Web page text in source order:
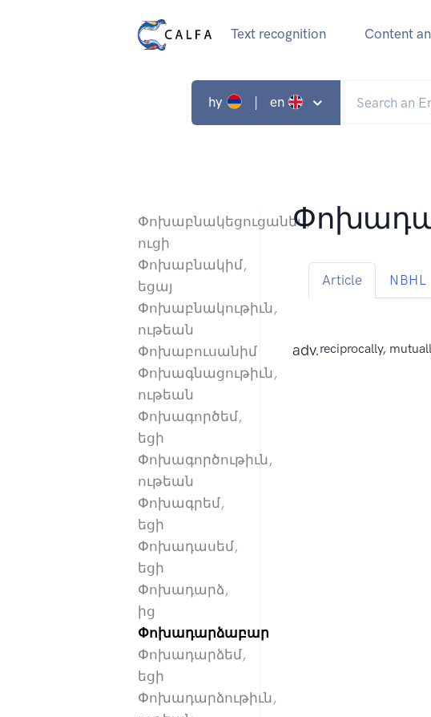
Text recognition Content
hy | en
Փոխաբնակեցուցանեմ,
ուցի
Փոխաբնակիմ,
եցայ
Փոխաբնակութիւն,
ութեան
Փոխաբուսանիմ
Փոխագնացութիւն,
ութեան
Փոխագործեմ,
եցի
Փոխագործութիւն,
ութեան
Փոխագրեմ,
եցի
Փոխադասեմ,
եցի
Փոխադարձ,
ից
Փոխադարձաբար
Փոխադարձեմ,
եցի
Փոխադարձութիւն,
Article NBHL
adv.reciprocally,